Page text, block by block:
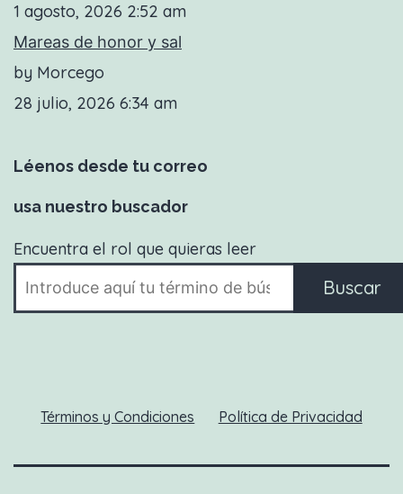
1 agosto, 2026 2:52 am
Mareas de honor y sal
by Morcego
28 julio, 2026 6:34 am
Léenos desde tu correo
usa nuestro buscador
Encuentra el rol que quieras leer
Buscar
Términos y Condiciones Política de Privacidad